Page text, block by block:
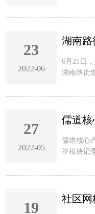
23
2022-06
湖南路
6月21日
湖南路街
投促局党
27
2022-05
儒道
儒道核心
举模块记
19
社区网